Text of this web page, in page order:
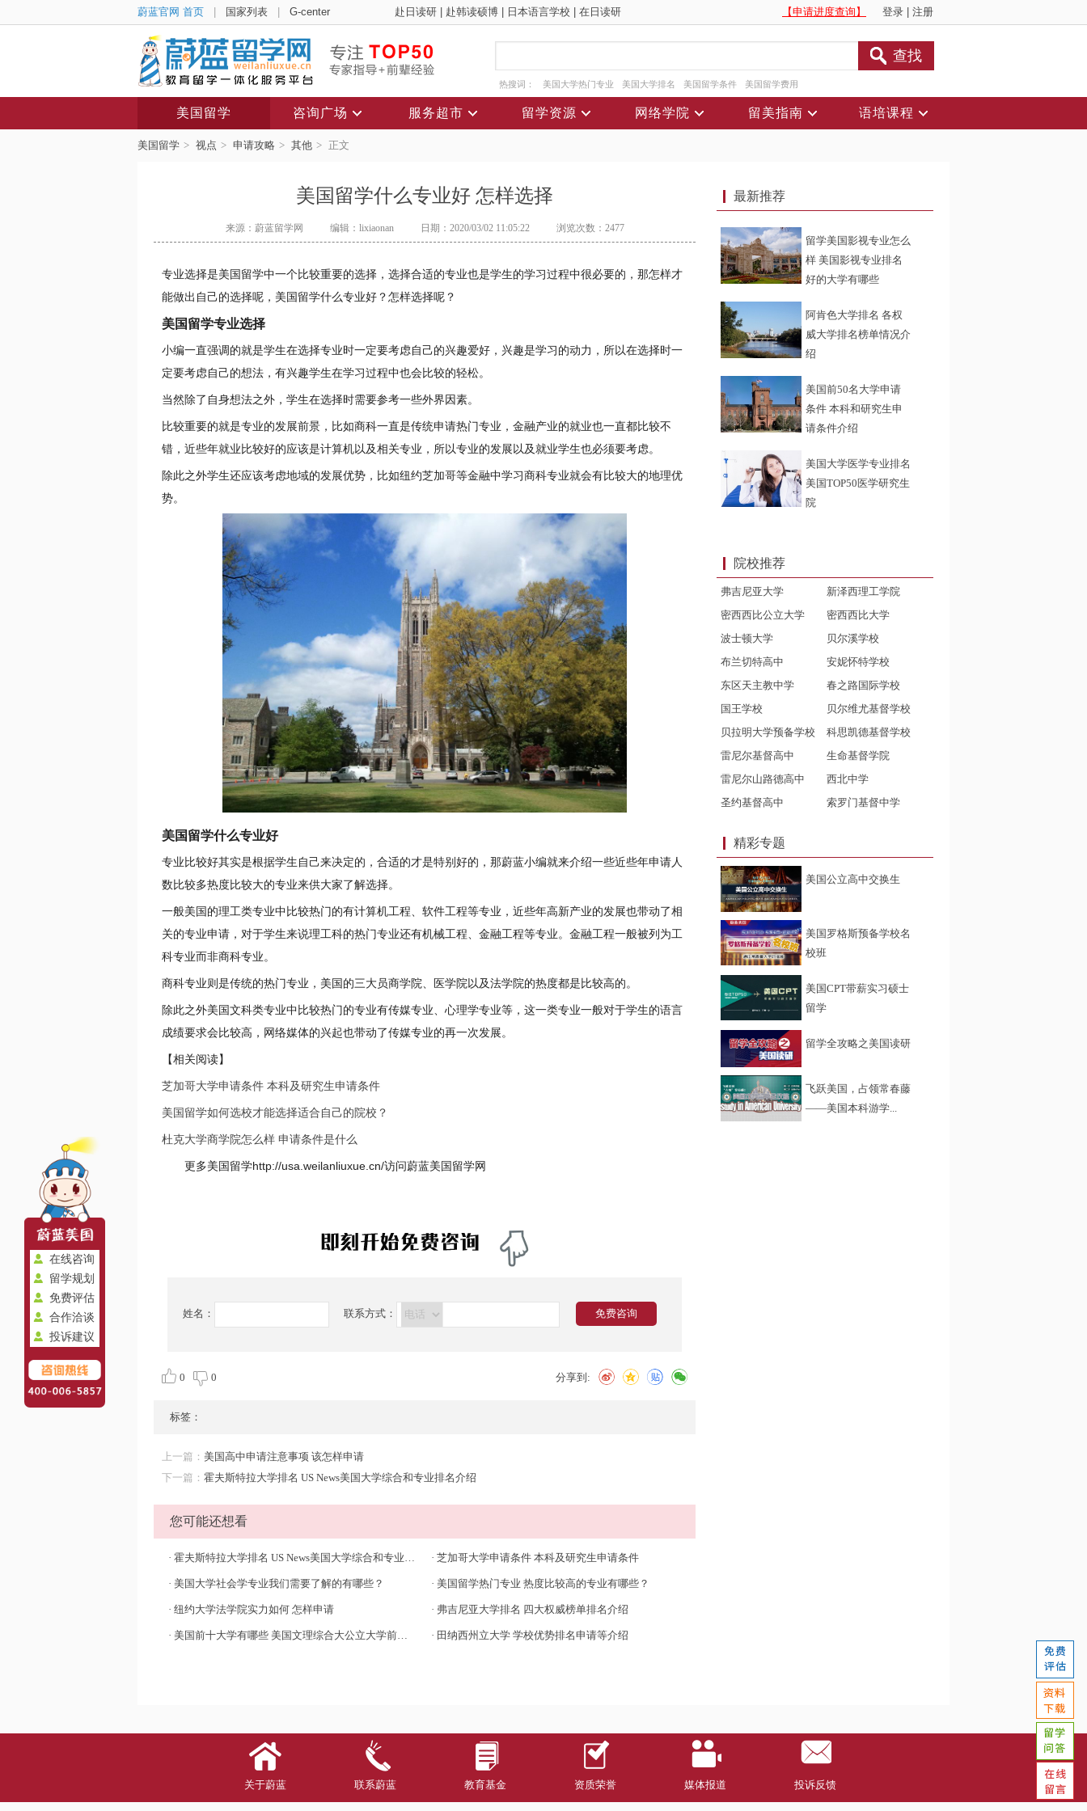
蔚蓝官网 首页 国家列表 G-center 赴日读研 赴韩读硕博 日本语言学校 在日读研 登录 注册
【申请进度查询】
查找
热搜词： 美国大学热门专业 美国大学排名 美国留学条件 美国留学费用
美国留学 咨询广场 服务超市 留学资源 网络学院 留美指南 语培课程
美国留学 > 视点 > 申请攻略 > 其他 > 正文
美国留学什么专业好 怎样选择
来源：蔚蓝留学网 编辑：lixiaonan 日期：2020/03/02 11:05:22 浏览次数：2477
专业选择是美国留学中一个比较重要的选择，选择合适的专业也是学生的学习过程中很必要的，那怎样才
能做出自己的选择呢，美国留学什么专业好？怎样选择呢？
美国留学专业选择
小编一直强调的就是学生在选择专业时一定要考虑自己的兴趣爱好，兴趣是学习的动力，所以在选择时一
定要考虑自己的想法，有兴趣学生在学习过程中也会比较的轻松。
当然除了自身想法之外，学生在选择时需要参考一些外界因素。
比较重要的就是专业的发展前景，比如商科一直是传统申请热门专业，金融产业的就业也一直都比较不
错，近些年就业比较好的应该是计算机以及相关专业，所以专业的发展以及就业学生也必须要考虑。
除此之外学生还应该考虑地域的发展优势，比如纽约芝加哥等金融中学习商科专业就会有比较大的地理优
势。
美国留学什么专业好
专业比较好其实是根据学生自己来决定的，合适的才是特别好的，那蔚蓝小编就来介绍一些近些年申请人
数比较多热度比较大的专业来供大家了解选择。
一般美国的理工类专业中比较热门的有计算机工程、软件工程等专业，近些年高新产业的发展也带动了相
关的专业申请，对于学生来说理工科的热门专业还有机械工程、金融工程等专业。金融工程一般被列为工
科专业而非商科专业。
商科专业则是传统的热门专业，美国的三大员商学院、医学院以及法学院的热度都是比较高的。
除此之外美国文科类专业中比较热门的专业有传媒专业、心理学专业等，这一类专业一般对于学生的语言
成绩要求会比较高，网络媒体的兴起也带动了传媒专业的再一次发展。
【相关阅读】
芝加哥大学申请条件 本科及研究生申请条件
美国留学如何选校才能选择适合自己的院校？
杜克大学商学院怎么样 申请条件是什么
更多美国留学http://usa.weilanliuxue.cn/访问蔚蓝美国留学网
姓名： 联系方式： 免费咨询
0 0 分享到:
标签：
上一篇： 美国高中申请注意事项 该怎样申请
下一篇： 霍夫斯特拉大学排名 US News美国大学综合和专业排名介绍
您可能还想看
· 霍夫斯特拉大学排名 US News美国大学综合和专业排名介绍 · 芝加哥大学申请条件 本科及研究生申请条件
· 美国大学社会学专业我们需要了解的有哪些？ · 美国留学热门专业 热度比较高的专业有哪些？
· 纽约大学法学院实力如何 怎样申请 · 弗吉尼亚大学排名 四大权威榜单排名介绍
· 美国前十大学有哪些 美国文理综合大公立大学前十名单 · 田纳西州立大学 学校优势排名申请等介绍
最新推荐
留学美国影视专业怎么
样 美国影视专业排名
好的大学有哪些
阿肯色大学排名 各权
威大学排名榜单情况介
绍
美国前50名大学申请
条件 本科和研究生申
请条件介绍
美国大学医学专业排名
美国TOP50医学研究生
院
院校推荐
弗吉尼亚大学
新泽西理工学院
密西西比公立大学
密西西比大学
波士顿大学
贝尔溪学校
布兰切特高中
安妮怀特学校
东区天主教中学
春之路国际学校
国王学校
贝尔维尤基督学校
贝拉明大学预备学校
科思凯德基督学校
雷尼尔基督高中
生命基督学院
雷尼尔山路德高中
西北中学
圣约基督高中
索罗门基督中学
精彩专题
美国公立高中交换生
美国罗格斯预备学校名
校班
美国CPT带薪实习硕士
留学
留学全攻略之美国读研
飞跃美国，占领常春藤
——美国本科游学...
关于蔚蓝 联系蔚蓝 教育基金 资质荣誉 媒体报道 投诉反馈
在线咨询
留学规划
免费评估
合作洽谈
投诉建议